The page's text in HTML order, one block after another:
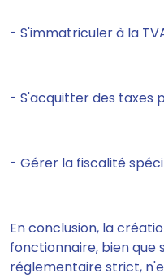
- S'immatriculer à la
- S'acquitter des taxes
- Gérer la fiscalité
En conclusion, la
fonctionnaire, bien que
réglementaire strict,